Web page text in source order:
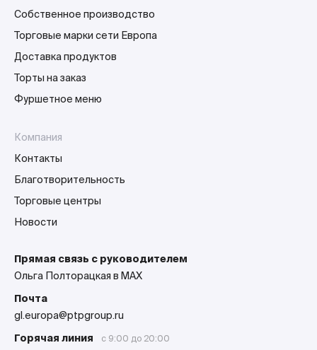
Собственное производство
Торговые марки сети Европа
Доставка продуктов
Торты на заказ
Фуршетное меню
Компания
Контакты
Благотворительность
Торговые центры
Новости
Прямая связь с руководителем
Ольга Полторацкая в MAX
Почта
gl.europa@ptpgroup.ru
Горячая линия
с 9:00 до 20:00